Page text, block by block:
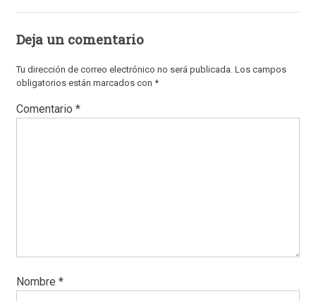
Deja un comentario
Tu dirección de correo electrónico no será publicada. Los campos
obligatorios están marcados con *
Comentario *
Nombre *